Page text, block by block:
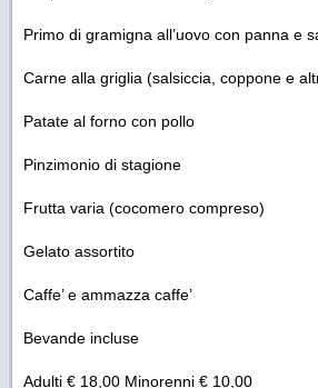
Primo di gramigna all’uovo con panna e
Carne alla griglia (salsiccia, coppone e
Patate al forno con pollo
Pinzimonio di stagione
Frutta varia (cocomero compreso)
Gelato assortito
Caffe’ e ammazza caffe’
Bevande incluse
Adulti € 18,00 Minorenni € 10,00